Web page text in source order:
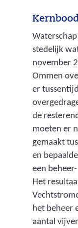
stedelijk
november
Ommen
er
de
moeten er
gemaakt
en
een
Het
het beheer
aantal